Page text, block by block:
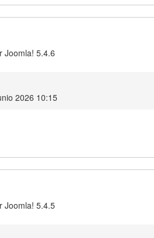
Joomla! 5.4.6
2026 10:15
Joomla! 5.4.5